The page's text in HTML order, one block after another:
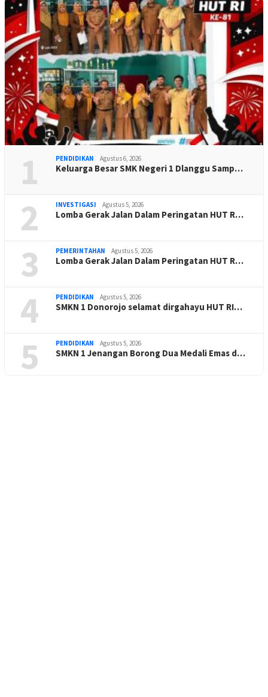
1 PENDIDIKAN Agustus 6, 2026
Keluarga Besar SMK Negeri 1 Dlanggu Samp…
2 INVESTIGASI Agustus 5, 2026
Lomba Gerak Jalan Dalam Peringatan HUT R…
3 PEMERINTAHAN Agustus 5, 2026
Lomba Gerak Jalan Dalam Peringatan HUT R…
4 PENDIDIKAN Agustus 5, 2026
SMKN 1 Donorojo selamat dirgahayu HUT RI…
5 PENDIDIKAN Agustus 5, 2026
SMKN 1 Jenangan Borong Dua Medali Emas d…